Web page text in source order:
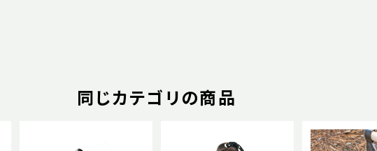
同じカテゴリの商品